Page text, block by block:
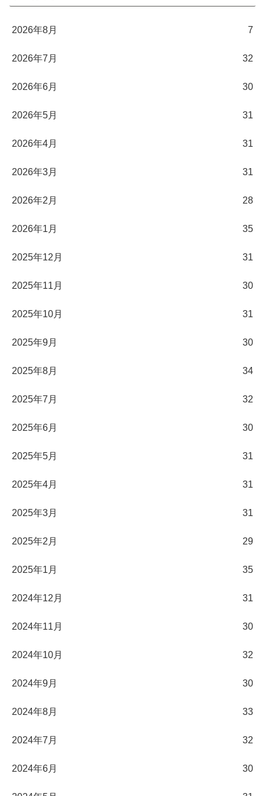
2026年8月 7
2026年7月 32
2026年6月 30
2026年5月 31
2026年4月 31
2026年3月 31
2026年2月 28
2026年1月 35
2025年12月 31
2025年11月 30
2025年10月 31
2025年9月 30
2025年8月 34
2025年7月 32
2025年6月 30
2025年5月 31
2025年4月 31
2025年3月 31
2025年2月 29
2025年1月 35
2024年12月 31
2024年11月 30
2024年10月 32
2024年9月 30
2024年8月 33
2024年7月 32
2024年6月 30